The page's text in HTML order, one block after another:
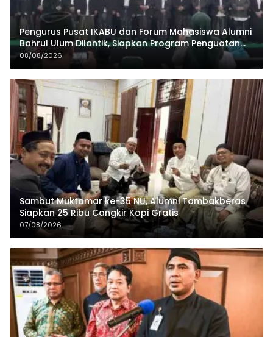
Pengurus Pusat IKABU dan Forum Mahasiswa Alumni
Bahrul Ulum Dilantik, Siapkan Program Penguatan
Organisasi dan Ekonomi
08/08/2026
Sambut Muktamar ke-35 NU, Alumni Tambakberas
Siapkan 25 Ribu Cangkir Kopi Gratis
07/08/2026